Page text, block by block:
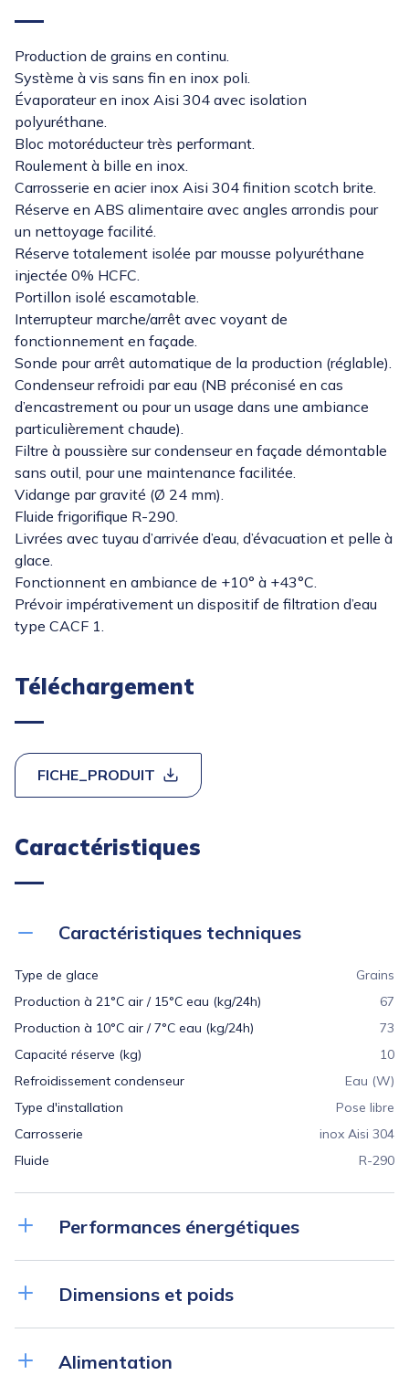
Production de grains en continu.
Système à vis sans fin en inox poli.
Évaporateur en inox Aisi 304 avec isolation
polyuréthane.
Bloc motoréducteur très performant.
Roulement à bille en inox.
Carrosserie en acier inox Aisi 304 finition scotch brite.
Réserve en ABS alimentaire avec angles arrondis pour
un nettoyage facilité.
Réserve totalement isolée par mousse polyuréthane
injectée 0% HCFC.
Portillon isolé escamotable.
Interrupteur marche/arrêt avec voyant de
fonctionnement en façade.
Sonde pour arrêt automatique de la production (réglable).
Condenseur refroidi par eau (NB préconisé en cas
d’encastrement ou pour un usage dans une ambiance
particulièrement chaude).
Filtre à poussière sur condenseur en façade démontable
sans outil, pour une maintenance facilitée.
Vidange par gravité (Ø 24 mm).
Fluide frigorifique R-290.
Livrées avec tuyau d’arrivée d’eau, d’évacuation et pelle à
glace.
Fonctionnent en ambiance de +10° à +43°C.
Prévoir impérativement un dispositif de filtration d’eau
type CACF 1.
Téléchargement
FICHE_PRODUIT
Caractéristiques
Caractéristiques techniques
Type de glace
Grains
Production à 21°C air / 15°C eau (kg/24h)
67
Production à 10°C air / 7°C eau (kg/24h)
73
Capacité réserve (kg)
10
Refroidissement condenseur
Eau (W)
Type d'installation
Pose libre
Carrosserie
inox Aisi 304
Fluide
R-290
Performances énergétiques
Consommation d'eau (L/kg)
Dimensions et poids
Poids net (kg)Alimentation